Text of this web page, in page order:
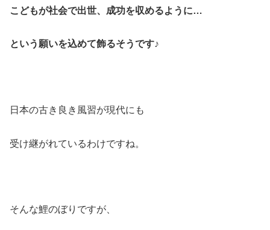
こどもが社会で出世、成功を収めるように…
という願いを込めて飾るそうです♪
日本の古き良き風習が現代にも
受け継がれているわけですね。
そんな鯉のぼりですが、